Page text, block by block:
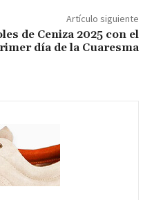
Artículo siguiente
de Ceniza 2025 con el
día de la Cuaresma